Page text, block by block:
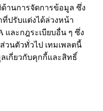
านการจัดการข้อมูล ซึ่ง
ที่ปรับแต่งได้ล่วงหน้า
และกฎระเบียบอื่น ๆ ซึ่ง
วนตัวทั่วไป เทมเพลตนี้
ลเกี่ยวกับคุกกี้และสิทธิ์